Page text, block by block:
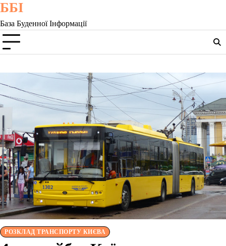
Skip
content
ББІ
База Буденної Інформації
РОЗКЛАД ТРАНСПОРТУ КИЄВА